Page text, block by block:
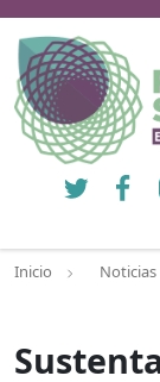
Twitter
Inicio Noticias